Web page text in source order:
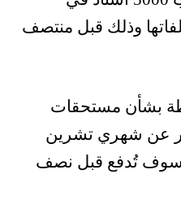
وذلك قبل منتصف
بشأن مستحقات
عن شهري تشرين
سوف تُدفع قبل نصف